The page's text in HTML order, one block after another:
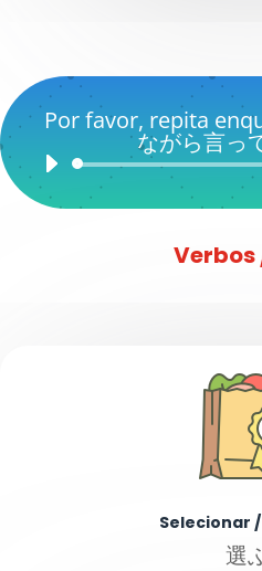
Por favor, repita
ながら言っ
Verbos
Selecionar
選